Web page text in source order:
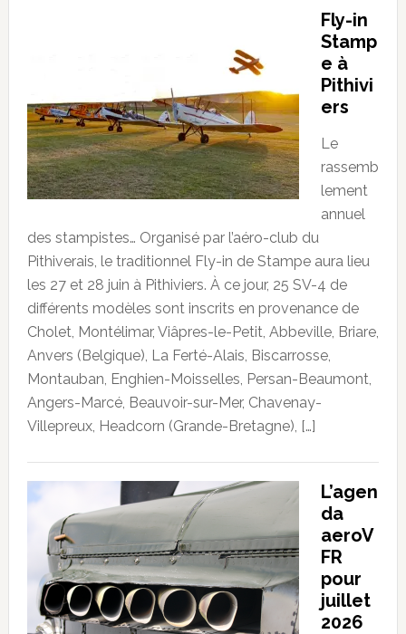
Fly-in
Stamp
e à
Pithivi
ers
Le
rassemb
lement
annuel
des stampistes… Organisé par l’aéro-club du
Pithiverais, le traditionnel Fly-in de Stampe aura lieu
les 27 et 28 juin à Pithiviers. À ce jour, 25 SV-4 de
différents modèles sont inscrits en provenance de
Cholet, Montélimar, Viâpres-le-Petit, Abbeville, Briare,
Anvers (Belgique), La Ferté-Alais, Biscarrosse,
Montauban, Enghien-Moisselles, Persan-Beaumont,
Angers-Marcé, Beauvoir-sur-Mer, Chavenay-
Villepreux, Headcorn (Grande-Bretagne), […]
L’agen
da
aeroV
FR
pour
juillet
2026